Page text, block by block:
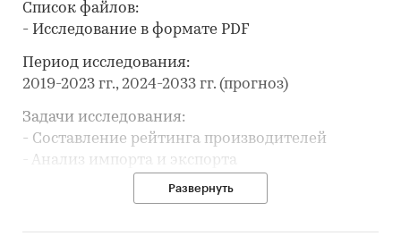
Список файлов:
- Исследование в формате PDF
Период исследования:
2019-2023 гг., 2024-2033 гг. (прогноз)
Задачи исследования:
- Составление рейтинга производителей
- Анализ импорта и экспорта
В разделе `Ведущие производители`
Развернуть